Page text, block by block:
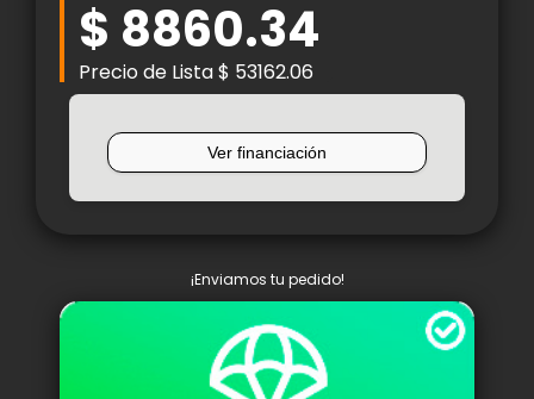
$ 8860.34
Precio de Lista $ 53162.06
¡Enviamos tu pedido!